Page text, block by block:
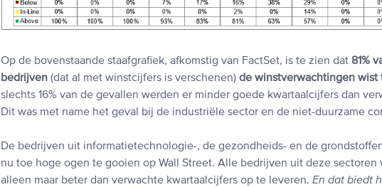
Op de bovenstaande staafgrafiek, afkomstig van FactSet, is te zien dat 81%
bedrijven (dat al met winstcijfers is verschenen) de winstverwachtingen wist
slechts 16% van de gevallen werden er minder goede kwartaalcijfers dan
Dit was met name het geval bij de industriële sector en de niet-duurzame
De bedrijven uit informatietechnologie-, de gezondheids- en de
nu toe hoge ogen te gooien op Wall Street. Alle bedrijven uit deze sectoren
alleen maar beter dan verwachte kwartaalcijfers op te leveren. En dat biedt